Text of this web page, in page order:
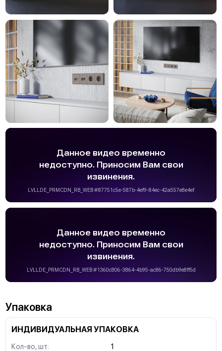
Упаковка
ИНДИВИДУАЛЬНАЯ УПАКОВКА
Кол-во, шт: 1